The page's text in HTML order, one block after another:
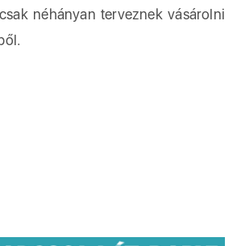
néhányan terveznek vásárolni